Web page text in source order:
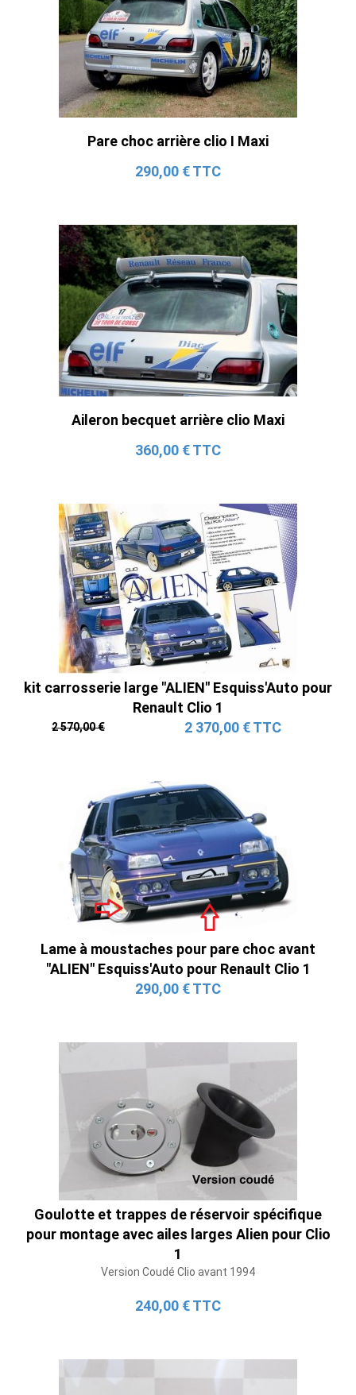
Pare choc arrière clio I Maxi
290,00 € TTC
Aileron becquet arrière clio Maxi
360,00 € TTC
kit carrosserie large "ALIEN" Esquiss'Auto pour
Renault Clio 1
2 570,00 € 2 370,00 € TTC
Lame à moustaches pour pare choc avant
"ALIEN" Esquiss'Auto pour Renault Clio 1
290,00 € TTC
Goulotte et trappes de réservoir spécifique
pour montage avec ailes larges Alien pour Clio
1
Version Coudé Clio avant 1994
240,00 € TTC